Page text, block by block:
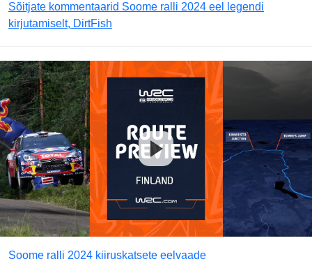
Sõitjate kommentaarid Soome ralli 2024 eel legendi
kirjutamiselt, DirtFish
Soome ralli 2024 kiiruskatsete eelvaade